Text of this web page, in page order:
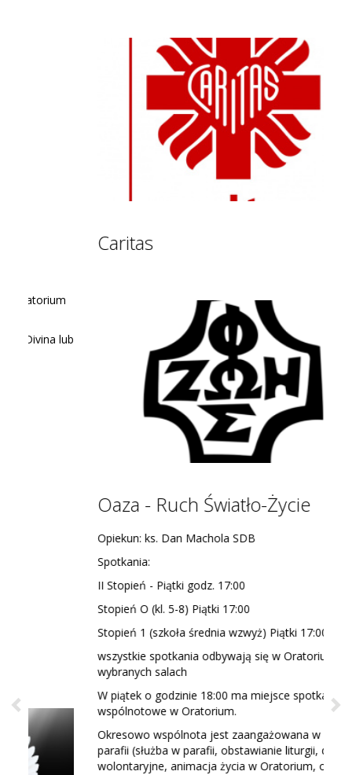
Oaza - Ruch Światło-Życie
Opiekun: ks. Dan Machola SDB
II Stopień - Piątki godz. 17:00
Stopień O (kl. 5-8) Piątki 17:00
Stopień 1 (szkoła średnia wzwyż) Piątki 17:00
wszystkie spotkania odbywają się w Oratorium w
wybranych salach
W piątek o godzinie 18:00 ma miejsce spotkanie
wspólnotowe w Oratorium.
Okresowo wspólnota jest zaangażowana w życie
parafii (służba w parafii, obstawianie liturgii, działania
wolontaryjne, animacja życia w Oratorium, osobista